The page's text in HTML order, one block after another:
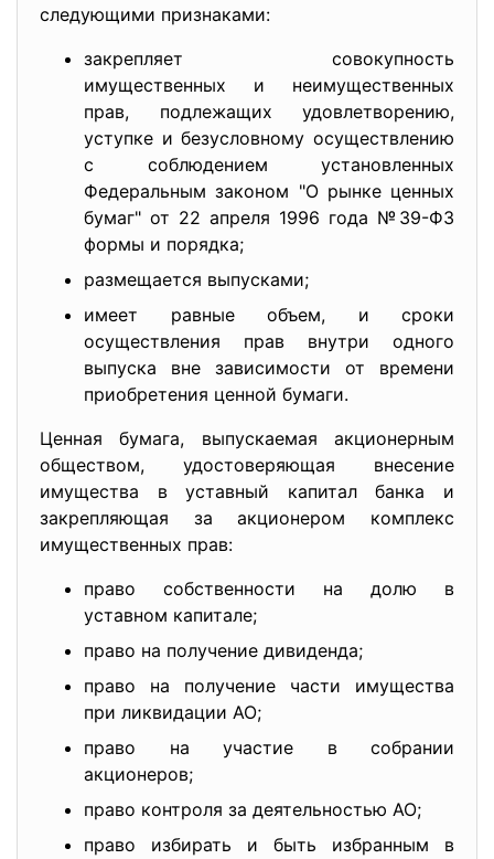
следующими признаками:
закрепляет совокупность
имущественных и неимущественных
прав, подлежащих удовлетворению,
уступке и безусловному осуществлению
с соблюдением установленных
Федеральным законом "О рынке ценных
бумаг" от 22 апреля 1996 года №39-ФЗ
формы и порядка;
размещается выпусками;
имеет равные объем, и сроки
осуществления прав внутри одного
выпуска вне зависимости от времени
приобретения ценной бумаги.
Ценная бумага, выпускаемая акционерным
обществом, удостоверяющая внесение
имущества в уставный капитал банка и
закрепляющая за акционером комплекс
имущественных прав:
право собственности на долю в
уставном капитале;
право на получение дивиденда;
право на получение части имущества
при ликвидации АО;
право на участие в собрании
акционеров;
право контроля за деятельностью АО;
право избирать и быть избранным в